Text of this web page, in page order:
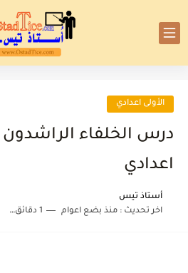
الأولى اعدادي
درس الخلفاء الراشدون
اعدادي
أستاذ تيس
اخر تحديث :منذ بضع اعوام 1 دقائق للقراءة